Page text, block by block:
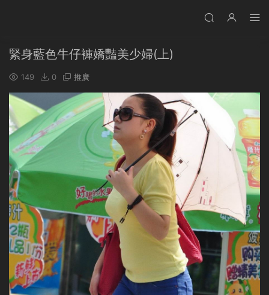
緊身藍色牛仔褲嬌豔美少婦(上)
149 0 推廣